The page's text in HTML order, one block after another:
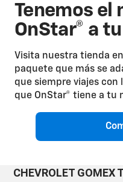
Tenemos el
OnStar® a
Visita nuestra tienda
paquete que más se
que siempre viajes con
que OnStar® tiene a tu